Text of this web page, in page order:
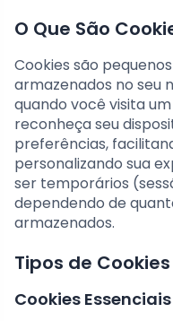
O Que São
Cookies são
armazenados no seu
quando você visita
reconheça seu
preferências,
personalizando sua
ser temporários
dependendo de
armazenados.
Tipos de
Cookies Essenciais